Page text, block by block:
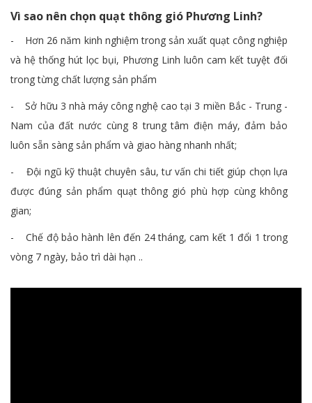
Vì sao nên chọn quạt thông gió Phương Linh?
- Hơn 26 năm kinh nghiệm trong sản xuất quạt công nghiệp
và hệ thống hút lọc bụi, Phương Linh luôn cam kết tuyệt đối
trong từng chất lượng sản phẩm
- Sở hữu 3 nhà máy công nghệ cao tại 3 miền Bắc - Trung -
Nam của đất nước cùng 8 trung tâm điện máy, đảm bảo
luôn sẵn sàng sản phẩm và giao hàng nhanh nhất;
- Đội ngũ kỹ thuật chuyên sâu, tư vấn chi tiết giúp chọn lựa
được đúng sản phẩm quạt thông gió phù hợp cùng không
gian;
- Chế độ bảo hành lên đến 24 tháng, cam kết 1 đổi 1 trong
vòng 7 ngày, bảo trì dài hạn ..